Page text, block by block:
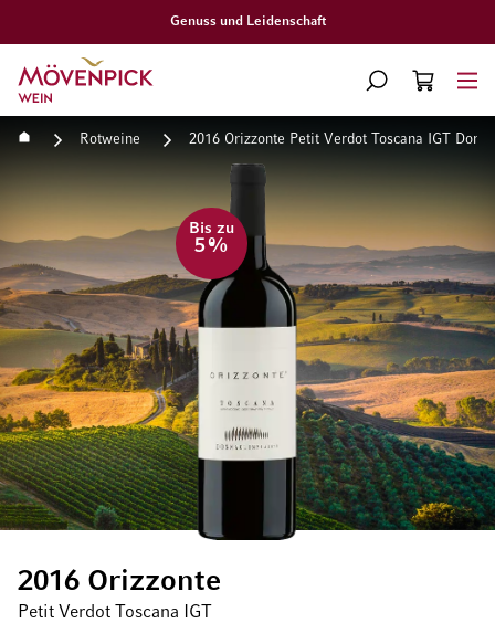
Gratislieferung ab CHF 300.–
Zur Startseite
SUCHE
WARENKORB
Startseite Rotweine 2016 Orizzonte Petit Verdot Toscana IGT
Bis zu
5%
2016 Orizzonte
Petit Verdot Toscana IGT
Zum Ende der Bildgalerie springen